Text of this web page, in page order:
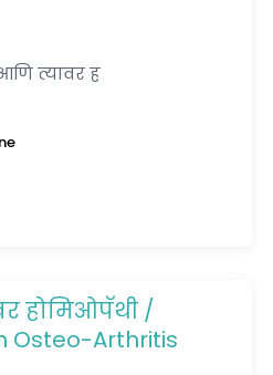
त्यावर ह
होमिओपॅथी /
Osteo-Arthritis